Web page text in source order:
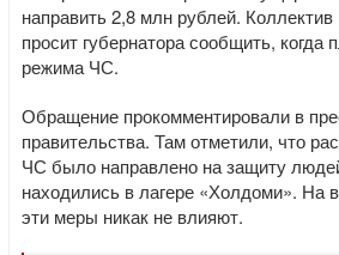
направить 2,8 млн рублей.
просит губернатора сообщить, когда
режима ЧС.
Обращение прокомментировали в
правительства. Там отметили, что
ЧС было направлено на защиту
находились в лагере «Холдоми». На
эти меры никак не влияют.